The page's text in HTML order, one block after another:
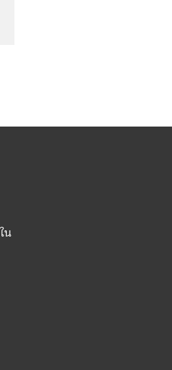
น